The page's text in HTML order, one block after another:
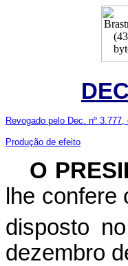
Revogado pelo Dec. nº 3.777,
Produção de efeito
O
lhe
disposto
dezembro